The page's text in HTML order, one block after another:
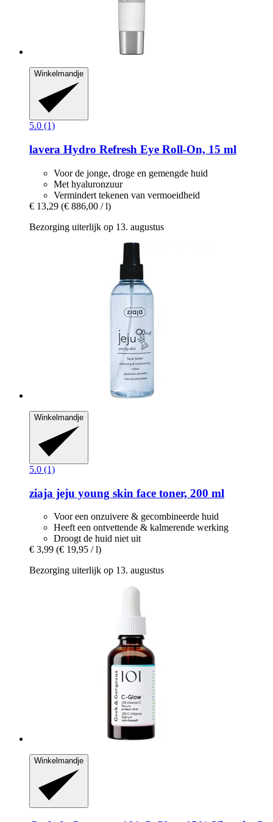
Winkelmandje
5.0 (1)
lavera Hydro Refresh Eye Roll-​On, 15 ml
Voor de jonge, droge en gemengde huid
Met hyaluronzuur
Vermindert tekenen van vermoeidheid
€ 13,29 (€ 886,00 / l)
Bezorging uiterlijk op 13. augustus
Winkelmandje
5.0 (1)
ziaja jeju young skin face toner, 200 ml
Voor een onzuivere & gecombineerde huid
Heeft een ontvettende & kalmerende werking
Droogt de huid niet uit
€ 3,99 (€ 19,95 / l)
Bezorging uiterlijk op 13. augustus
Winkelmandje